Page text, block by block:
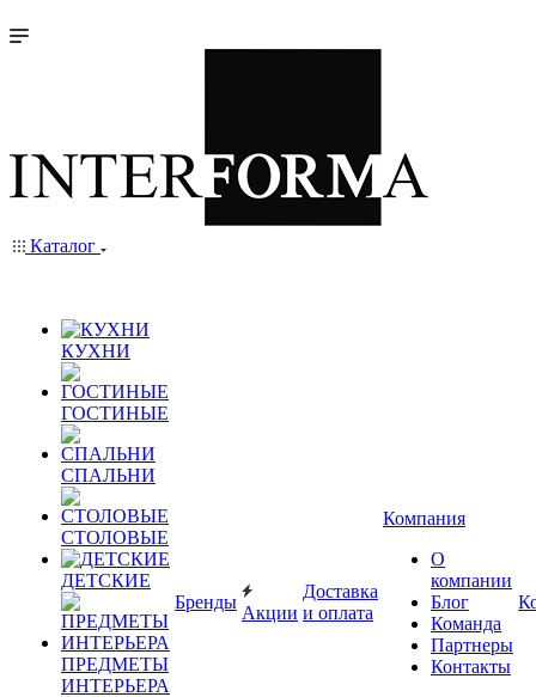
Каталог
КУХНИ
ГОСТИНЫЕ
СПАЛЬНИ
СТОЛОВЫЕ
ДЕТСКИЕ
ПРЕДМЕТЫ
ИНТЕРЬЕРА
Бренды
Акции
Доставка
и оплата
Компания
О
компании
Блог
Команда
Партнеры
Контакты